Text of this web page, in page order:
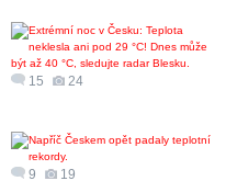
15 24
9 19